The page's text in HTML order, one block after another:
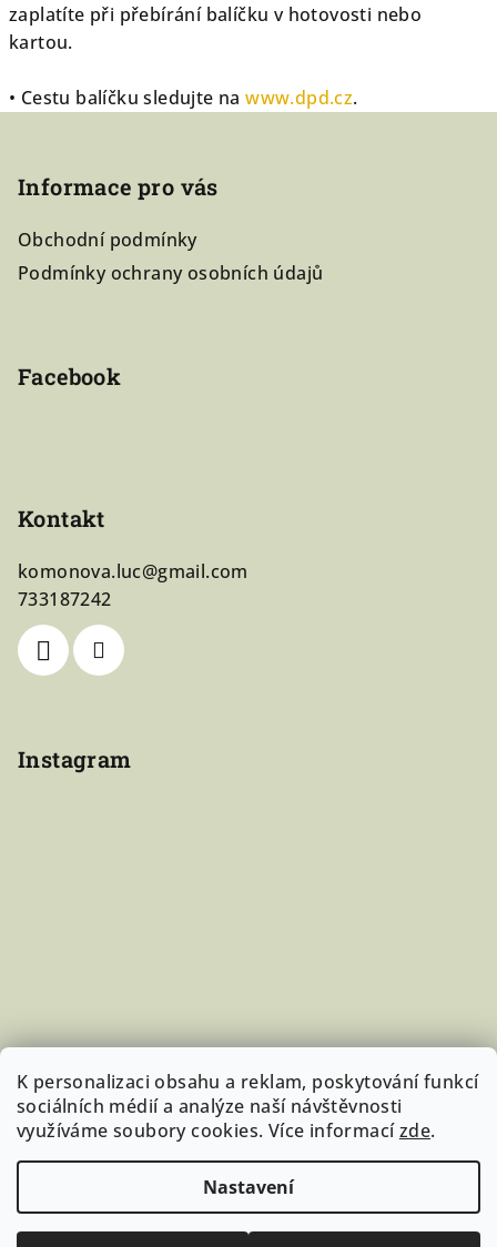
K personalizaci obsahu a reklam, poskytování funkcí
sociálních médií a analýze naší návštěvnosti
využíváme soubory cookies. Více informacízde.
Nastavení
zaplatíte při přebírání balíčku v hotovosti nebo
kartou.
• Cestu balíčku sledujte nawww.dpd.cz.
Informace pro vás
Obchodní podmínky
Podmínky ochrany osobních údajů
Facebook
Kontakt
komonova.luc@gmail.com
733187242
Instagram
Sledovat na Instagramu
Copyright 2026StudujKoně.cz. Všechna práva vyhrazena.
Upravit nastavení cookies